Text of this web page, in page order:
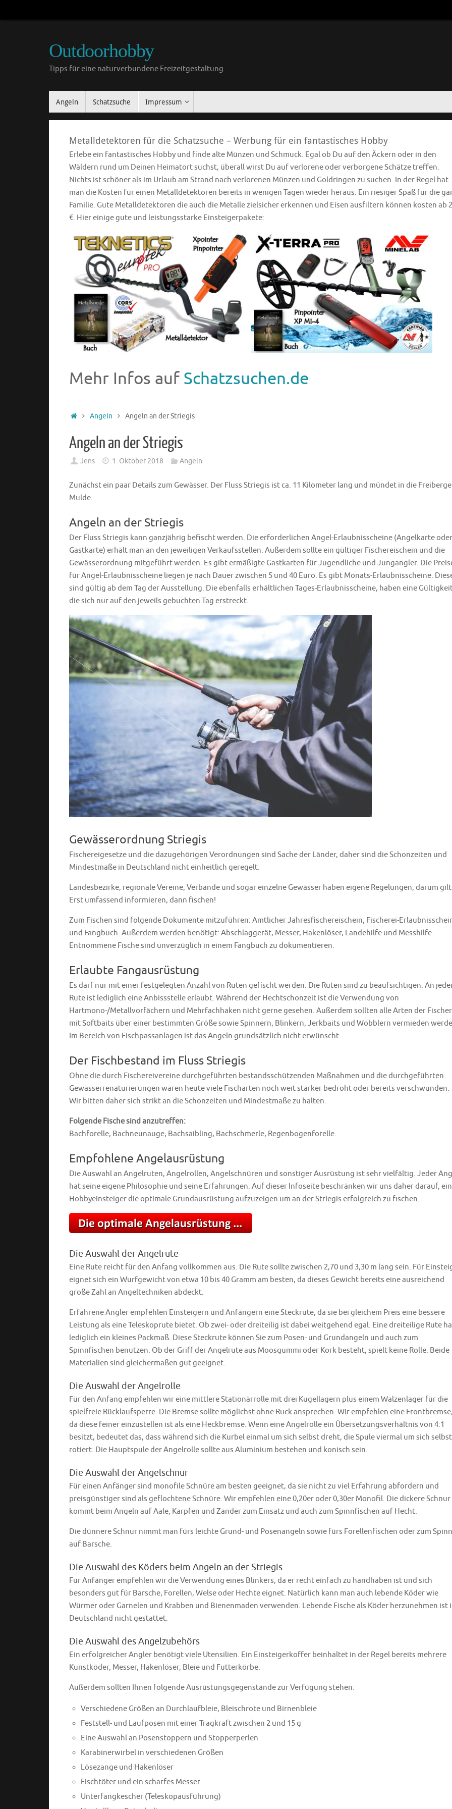
Outdoorhobby
Tipps für eine naturverbundene Freizeitgestaltung
Angeln Schatzsuche Impressum
Metalldetektoren für die Schatzsuche – Werbung für ein fantastisches Hobby
Erlebe ein fantastisches Hobby und finde alte Münzen und Schmuck. Egal ob Du auf den Äckern oder in den
Wäldern rund um Deinen Heimatort suchst, überall wirst Du auf verlorene oder verborgene Schätze treffen.
Nichts ist schöner als im Urlaub am Strand nach verlorenen Münzen und Goldringen zu suchen. In der Regel hat
man die Kosten für einen Metalldetektoren bereits in wenigen Tagen wieder heraus. Ein riesiger Spaß für die
Familie. Gute Metalldetektoren die auch die Metalle zielsicher erkennen und Eisen ausfiltern können kosten ab
€. Hier einige gute und leistungsstarke Einsteigerpakete:
Mehr Infos auf Schatzsuchen.de
Angeln Angeln an der Striegis
Angeln an der Striegis
Jens 1. Oktober 2018 Angeln
Zunächst ein paar Details zum Gewässer. Der Fluss Striegis ist ca. 11 Kilometer lang und mündet in die
Mulde.
Angeln an der Striegis
Der Fluss Striegis kann ganzjährig befischt werden. Die erforderlichen Angel-Erlaubnisscheine (Angelkarte oder
Gastkarte) erhält man an den jeweiligen Verkaufsstellen. Außerdem sollte ein gültiger Fischereischein und die
Gewässerordnung mitgeführt werden. Es gibt ermäßigte Gastkarten für Jugendliche und Jungangler. Die
für Angel-Erlaubnisscheine liegen je nach Dauer zwischen 5 und 40 Euro. Es gibt Monats-Erlaubnisscheine.
sind gültig ab dem Tag der Ausstellung. Die ebenfalls erhältlichen Tages-Erlaubnisscheine, haben eine
die sich nur auf den jeweils gebuchten Tag erstreckt.
Gewässerordnung Striegis
Fischereigesetze und die dazugehörigen Verordnungen sind Sache der Länder, daher sind die Schonzeiten und
Mindestmaße in Deutschland nicht einheitlich geregelt.
Landesbezirke, regionale Vereine, Verbände und sogar einzelne Gewässer haben eigene Regelungen, darum
Erst umfassend informieren, dann fischen!
Zum Fischen sind folgende Dokumente mitzuführen: Amtlicher Jahresfischereischein, Fischerei-
und Fangbuch. Außerdem werden benötigt: Abschlaggerät, Messer, Hakenlöser, Landehilfe und Messhilfe.
Entnommene Fische sind unverzüglich in einem Fangbuch zu dokumentieren.
Erlaubte Fangausrüstung
Es darf nur mit einer festgelegten Anzahl von Ruten gefischt werden. Die Ruten sind zu beaufsichtigen. An
Rute ist lediglich eine Anbissstelle erlaubt. Während der Hechtschonzeit ist die Verwendung von
Hartmono-/Metallvorfächern und Mehrfachhaken nicht gerne gesehen. Außerdem sollten alle Arten der
mit Softbaits über einer bestimmten Größe sowie Spinnern, Blinkern, Jerkbaits und Wobblern vermieden
Im Bereich von Fischpassanlagen ist das Angeln grundsätzlich nicht erwünscht.
Der Fischbestand im Fluss Striegis
Ohne die durch Fischereivereine durchgeführten bestandsschützenden Maßnahmen und die durchgeführten
Gewässerrenaturierungen wären heute viele Fischarten noch weit stärker bedroht oder bereits verschwunden.
Wir bitten daher sich strikt an die Schonzeiten und Mindestmaße zu halten.
Folgende Fische sind anzutreffen:
Bachforelle, Bachneunauge, Bachsaibling, Bachschmerle, Regenbogenforelle.
Empfohlene Angelausrüstung
Die Auswahl an Angelruten, Angelrollen, Angelschnüren und sonstiger Ausrüstung ist sehr vielfältig. Jeder
hat seine eigene Philosophie und seine Erfahrungen. Auf dieser Infoseite beschränken wir uns daher darauf,
Hobbyeinsteiger die optimale Grundausrüstung aufzuzeigen um an der Striegis erfolgreich zu fischen.
Die Auswahl der Angelrute
Eine Rute reicht für den Anfang vollkommen aus. Die Rute sollte zwischen 2,70 und 3,30 m lang sein. Für
eignet sich ein Wurfgewicht von etwa 10 bis 40 Gramm am besten, da dieses Gewicht bereits eine ausreichend
große Zahl an Angeltechniken abdeckt.
Erfahrene Angler empfehlen Einsteigern und Anfängern eine Steckrute, da sie bei gleichem Preis eine bessere
Leistung als eine Teleskoprute bietet. Ob zwei- oder dreiteilig ist dabei weitgehend egal. Eine dreiteilige Rute
lediglich ein kleines Packmaß. Diese Steckrute können Sie zum Posen- und Grundangeln und auch zum
Spinnfischen benutzen. Ob der Griff der Angelrute aus Moosgummi oder Kork besteht, spielt keine Rolle. Beide
Materialien sind gleichermaßen gut geeignet.
Die Auswahl der Angelrolle
Für den Anfang empfehlen wir eine mittlere Stationärrolle mit drei Kugellagern plus einem Walzenlager für die
spielfreie Rücklaufsperre. Die Bremse sollte möglichst ohne Ruck ansprechen. Wir empfehlen eine
da diese feiner einzustellen ist als eine Heckbremse. Wenn eine Angelrolle ein Übersetzungsverhältnis von 4:1
besitzt, bedeutet das, dass während sich die Kurbel einmal um sich selbst dreht, die Spule viermal um sich selbst
rotiert. Die Hauptspule der Angelrolle sollte aus Aluminium bestehen und konisch sein.
Die Auswahl der Angelschnur
Für einen Anfänger sind monofile Schnüre am besten geeignet, da sie nicht zu viel Erfahrung abfordern und
preisgünstiger sind als geflochtene Schnüre. Wir empfehlen eine 0,20er oder 0,30er Monofil. Die dickere Schnur
kommt beim Angeln auf Aale, Karpfen und Zander zum Einsatz und auch zum Spinnfischen auf Hecht.
Die dünnere Schnur nimmt man fürs leichte Grund- und Posenangeln sowie fürs Forellenfischen oder zum
auf Barsche.
Die Auswahl des Köders beim Angeln an der Striegis
Für Anfänger empfehlen wir die Verwendung eines Blinkers, da er recht einfach zu handhaben ist und sich
besonders gut für Barsche, Forellen, Welse oder Hechte eignet. Natürlich kann man auch lebende Köder wie
Würmer oder Garnelen und Krabben und Bienenmaden verwenden. Lebende Fische als Köder herzunehmen ist
Deutschland nicht gestattet.
Die Auswahl des Angelzubehörs
Ein erfolgreicher Angler benötigt viele Utensilien. Ein Einsteigerkoffer beinhaltet in der Regel bereits mehrere
Kunstköder, Messer, Hakenlöser, Bleie und Futterkörbe.
Außerdem sollten Ihnen folgende Ausrüstungsgegenstände zur Verfügung stehen:
Verschiedene Größen an Durchlaufbleie, Bleischrote und Birnenbleie
Feststell- und Laufposen mit einer Tragkraft zwischen 2 und 15 g
Eine Auswahl an Posenstoppern und Stopperperlen
Karabinerwirbel in verschiedenen Größen
Lösezange und Hakenlöser
Fischtöter und ein scharfes Messer
Unterfangkescher (Teleskopausführung)